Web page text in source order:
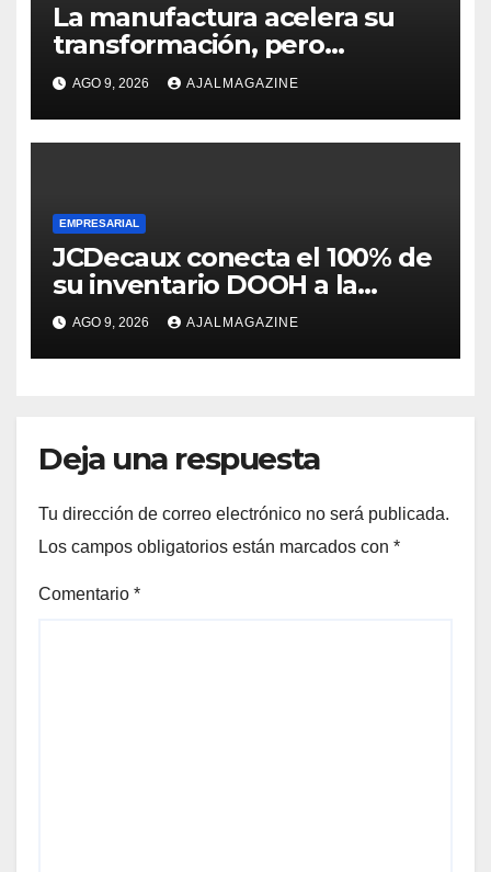
La manufactura acelera su
transformación, pero
enfrenta una creciente
escasez de talento
especializado
AGO 9, 2026 AJALMAGAZINE
EMPRESARIAL
JCDecaux conecta el 100% de
su inventario DOOH a la
compra programática en 9
mercados de Latinoamérica
AGO 9, 2026 AJALMAGAZINE
Deja una respuesta
Tu dirección de correo electrónico no será publicada.
Los campos obligatorios están marcados con *
Comentario *